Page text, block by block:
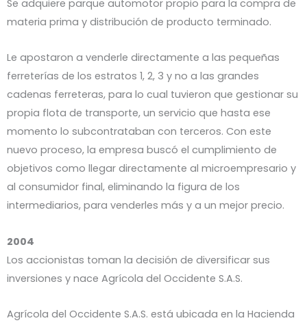
Se adquiere parque automotor propio para la compra de
materia prima y distribución de producto terminado.
Le apostaron a venderle directamente a las pequeñas
ferreterías de los estratos 1, 2, 3 y no a las grandes
cadenas ferreteras, para lo cual tuvieron que gestionar su
propia flota de transporte, un servicio que hasta ese
momento lo subcontrataban con terceros. Con este
nuevo proceso, la empresa buscó el cumplimiento de
objetivos como llegar directamente al microempresario y
al consumidor final, eliminando la figura de los
intermediarios, para venderles más y a un mejor precio.
2004
Los accionistas toman la decisión de diversificar sus
inversiones y nace Agrícola del Occidente S.A.S.
Agrícola del Occidente S.A.S. está ubicada en la Hacienda